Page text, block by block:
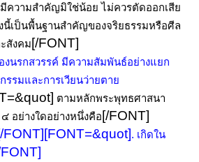
ความสำคัญมิใช่น้อย ไม่ควรตัดออกเสีย
งนี้เป็นพื้นฐานสำคัญของจริยธรรมหรือศีล
สังคม [/FONT]
องนรกสวรรค์ มีความสัมพันธ์อย่างแยก
รรมและการเวียนว่ายตาย
ตามหลักพระพุทธศาสนา
อย่างใดอย่างหนึ่งคือ [/FONT]
FONT] [FONT=&quot]. เกิดใน
FONT]